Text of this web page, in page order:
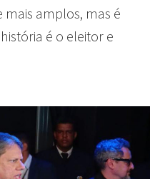
amplos, mas é
é o eleitor e